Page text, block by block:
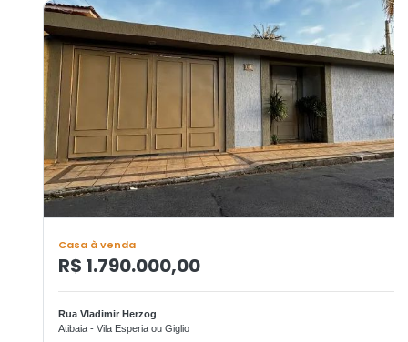
Casa à venda
R$ 1.790.000,00
Rua Vladimir Herzog
Atibaia - Vila Esperia ou Giglio